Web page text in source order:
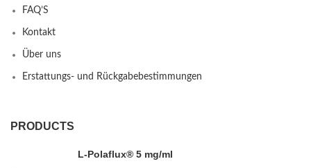
FAQ’S
Kontakt
Über uns
Erstattungs- und Rückgabebestimmungen
PRODUCTS
L-Polaflux® 5 mg/ml